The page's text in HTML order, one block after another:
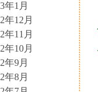
年1月
年12月
年11月
年10月
年9月
年8月